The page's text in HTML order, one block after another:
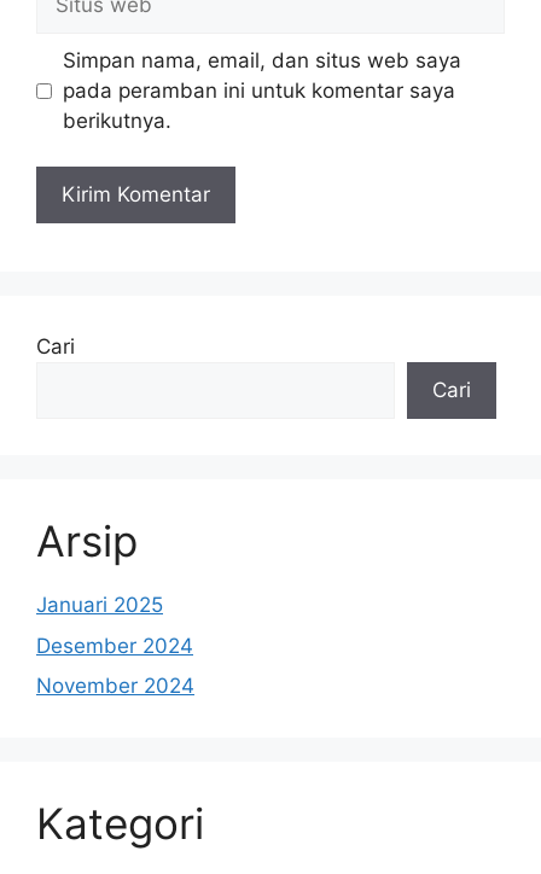
web
Simpan nama, email, dan situs web saya
pada peramban ini untuk komentar saya
berikutnya.
Cari
Cari
Arsip
Januari 2025
Desember 2024
November 2024
Kategori